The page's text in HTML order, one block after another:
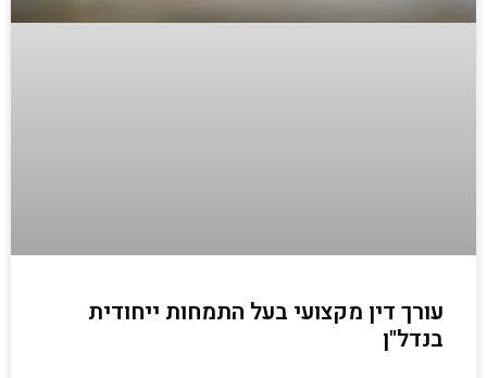
עורך דין מקצועי בעל התמחות ייחודית
בנדל"ן